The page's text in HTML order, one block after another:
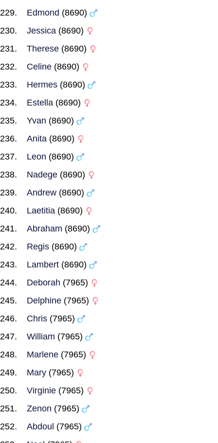
Edmond (8690)
Jessica (8690)
Therese (8690)
Celine (8690)
Hermes (8690)
Estella (8690)
Yvan (8690)
Anita (8690)
Leon (8690)
Nadege (8690)
Andrew (8690)
Laetitia (8690)
Abraham (8690)
Regis (8690)
Lambert (8690)
Deborah (7965)
Delphine (7965)
Chris (7965)
William (7965)
Marlene (7965)
Mary (7965)
Virginie (7965)
Zenon (7965)
Abdoul (7965)